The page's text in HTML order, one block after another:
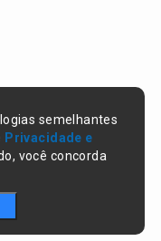
semelhantes
Privacidade e
você concorda